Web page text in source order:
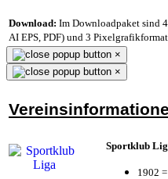
Download: Im Downloadpaket sind
AI EPS, PDF) und 3
×
×
Sportklub
1902